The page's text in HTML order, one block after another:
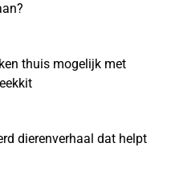
thuis mogelijk met
dierenverhaal dat helpt